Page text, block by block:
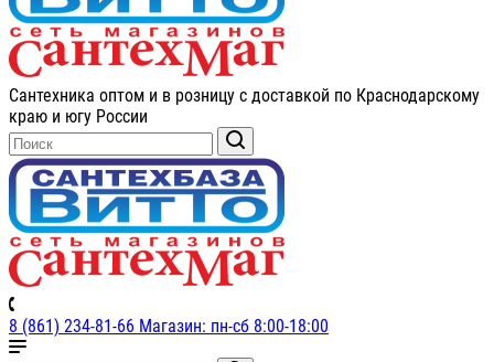
Сантехника оптом и в розницу с доставкой по Краснодарскому
краю и югу России
8 (861) 234-81-66 Магазин: пн-сб 8:00-18:00